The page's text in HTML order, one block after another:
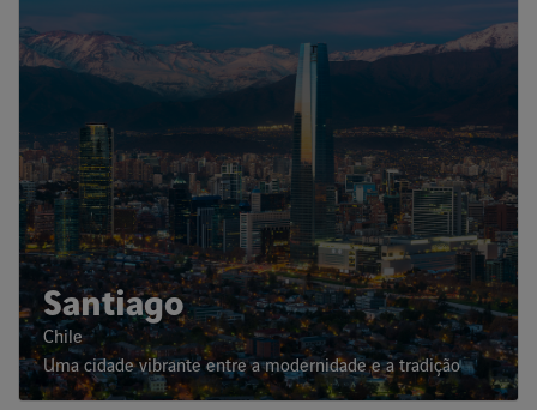
Santiago
Chile
Uma cidade vibrante entre a modernidade e a tradição